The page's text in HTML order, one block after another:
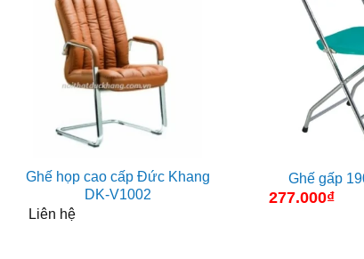
Ghế họp cao cấp Đức Khang
DK-V1002
Liên hệ
Ghế gấp
277.000₫